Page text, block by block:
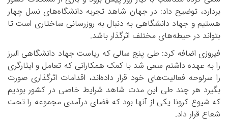
بردارد، توضیح داد: در جهان شاهد تجربه دانشگاه‌های نسل چهار
هستیم و جهاد دانشگاهی به دنبال به روزرسانی ساختاری است تا
بتواند در حیطه‌های مختلف اثرگذار باشد.
فیروزی اضافه کرد: طی پنج سالی که ریاست جهاد دانشگاهی البرز
را به عهده داشتم سعی شد با کمک همکارانی که تعامل و ایثارگری
را سرلوحه فعالیت‌های خود قرار داده‌اند، اقدامات اثرگذاری صورت
بگیرد هر چند طی این مدت شاهد شرایط خاصی در کشور بودیم
که شیوع کرونا یکی از آنها بود که فضای درآمدی مجموعه را تحت
شعاع قرار داد.